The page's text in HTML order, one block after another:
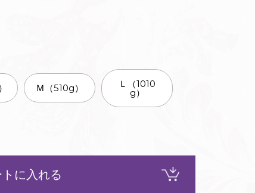
Ｍ（510g） Ｌ（1010
g）
トに入れる